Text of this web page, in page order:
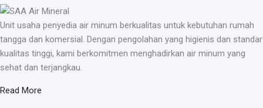
Unit usaha penyedia air minum berkualitas untuk kebutuhan rumah
tangga dan komersial. Dengan pengolahan yang higienis dan standar
kualitas tinggi, kami berkomitmen menghadirkan air minum yang
sehat dan terjangkau.
Read More